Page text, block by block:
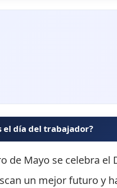
el día del trabajador?
de Mayo se celebra
un mejor futuro y